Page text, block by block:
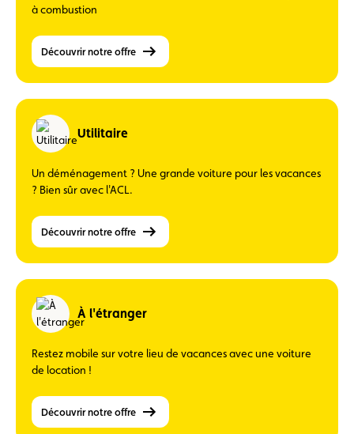
à combustion
Découvrir notre offre
Utilitaire
Un déménagement ? Une grande voiture pour les vacances
? Bien sûr avec l'ACL.
Découvrir notre offre
À l'étranger
Restez mobile sur votre lieu de vacances avec une voiture
de location !
Découvrir notre offre